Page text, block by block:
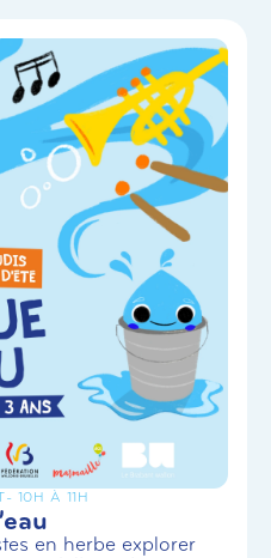
- 10H À 11H
en herbe explorer